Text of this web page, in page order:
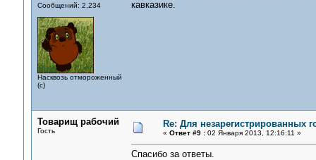
Сообщений: 2,234
Насквозь отмороженный
(с)
кавказике.
Товарищ рабочий
Гость
Re: Для незарегистрированных
« Ответ #9 :02 Января 2013, 12:16:11 »
Спасибо за ответы.